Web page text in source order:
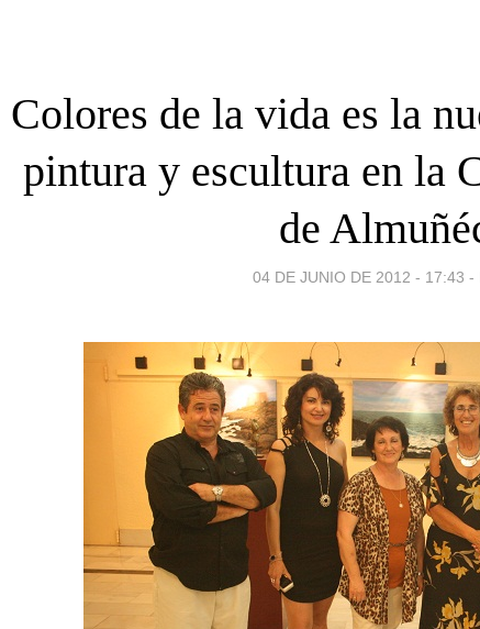
Colores de la vida es la
pintura y escultura en la
de
04 DE JUNIO DE 2012 - 17:43 -